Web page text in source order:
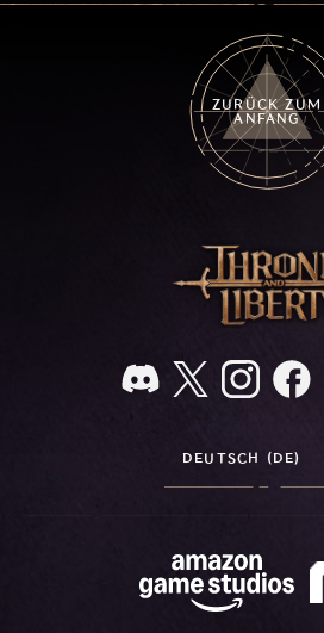
sind.
ZURÜCK ZUM
ANFANG
DEUTSCH (DE)